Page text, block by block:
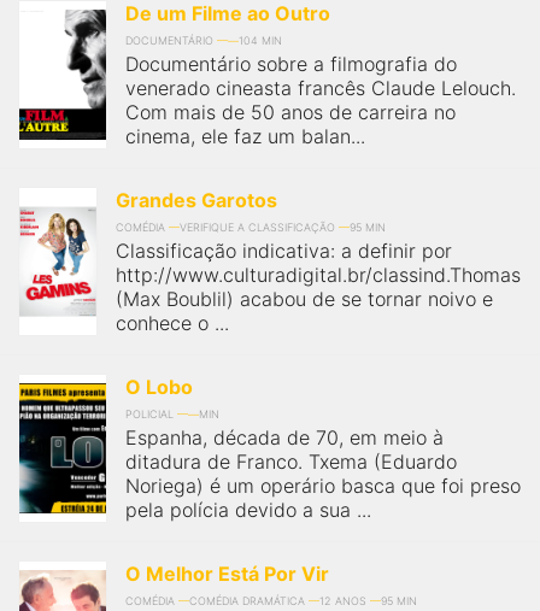
De um Filme ao Outro
DOCUMENTÁRIO 104 MIN
Documentário sobre a filmografia do
venerado cineasta francês Claude Lelouch.
Com mais de 50 anos de carreira no
cinema, ele faz um balan...
Grandes Garotos
COMÉDIA VERIFIQUE A CLASSIFICAÇÃO 95 MIN
Classificação indicativa: a definir por
http://www.culturadigital.br/classind.Thomas
(Max Boublil) acabou de se tornar noivo e
conhece o ...
O Lobo
POLICIAL MIN
Espanha, década de 70, em meio à
ditadura de Franco. Txema (Eduardo
Noriega) é um operário basca que foi preso
pela polícia devido a sua ...
O Melhor Está Por Vir
COMÉDIA COMÉDIA DRAMÁTICA 12 ANOS 95 MIN